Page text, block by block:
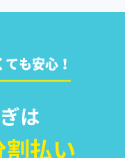
も安心！
は
払い